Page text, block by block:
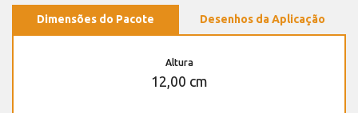
Dimensões do Pacote Desenhos da Aplicação
Altura
12,00 cm